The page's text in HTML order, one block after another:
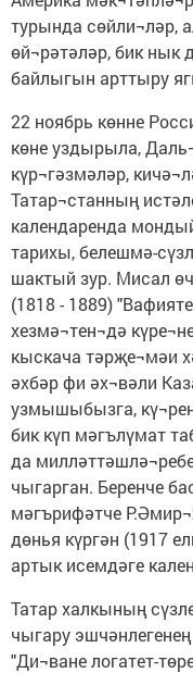
турында сөйли¬ләр,
өй¬рәтәләр, бик нык
байлыгын арттыру
22 ноябрь көнне
көне уздырыла,
күр¬гәзмәләр,
Татар¬станның
календаренда
тарихы, белешмә-
шактый зур. Мисал
(1818 - 1889)
хезмә¬тен¬дә
кыскача тәрҗе¬мәи
әхбәр фи әх¬вәли
узмышыбызга,
бик күп мәгълүмат
да
чыгарган. Беренче
мәгърифәтче
дөнья күргән (1917
артык исемдәге
Татар халкының
чыгару
"Ди¬ване логатет-